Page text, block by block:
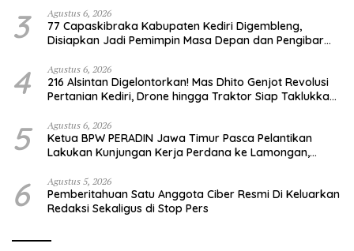
3 Agustus 6, 2026
77 Capaskibraka Kabupaten Kediri Digembleng,
Disiapkan Jadi Pemimpin Masa Depan dan Pengibar
4 Agustus 6, 2026
216 Alsintan Digelontorkan! Mas Dhito Genjot Revolusi
Pertanian Kediri, Drone hingga Traktor Siap Taklukkan
5 Agustus 6, 2026
Ketua BPW PERADIN Jawa Timur Pasca Pelantikan
Lakukan Kunjungan Kerja Perdana ke Lamongan,
6 Agustus 5, 2026
Pemberitahuan Satu Anggota Ciber Resmi Di Keluarkan
Redaksi Sekaligus di Stop Pers